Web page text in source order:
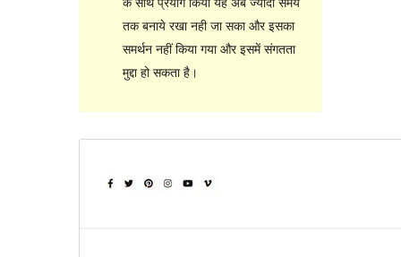
तक बनाये रखा नही जा सका और इसका
समर्थन नहीं किया गया और इसमें संगतता
मुद्दा हो सकता है।